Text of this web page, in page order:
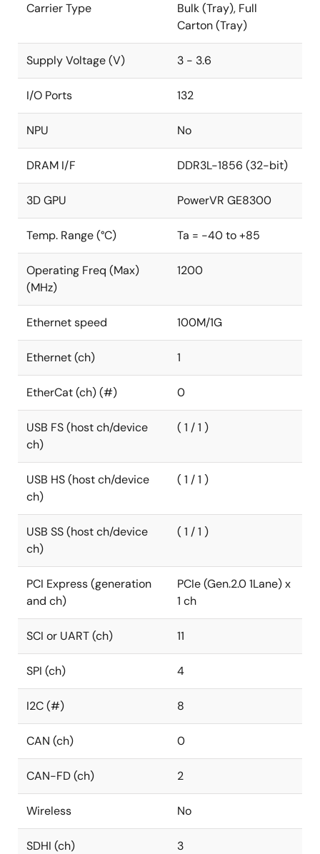
Carrier Type
Bulk (Tray), Full
Carton (Tray)
Supply Voltage (V) 3 - 3.6
I/O Ports 132
NPU No
DRAM I/F DDR3L-1856 (32-bit)
3D GPU PowerVR GE8300
Temp. Range (°C) Ta = -40 to +85
Operating Freq (Max)
(MHz)
1200
Ethernet speed 100M/1G
Ethernet (ch) 1
EtherCat (ch) (#) 0
USB FS (host ch/device
ch)
( 1 / 1 )
USB HS (host ch/device
ch)
( 1 / 1 )
USB SS (host ch/device
ch)
( 1 / 1 )
PCI Express (generation
and ch)
PCIe (Gen.2.0 1Lane) x
1 ch
SCI or UART (ch) 11
SPI (ch) 4
I2C (#) 8
CAN (ch) 0
CAN-FD (ch) 2
Wireless No
SDHI (ch) 3